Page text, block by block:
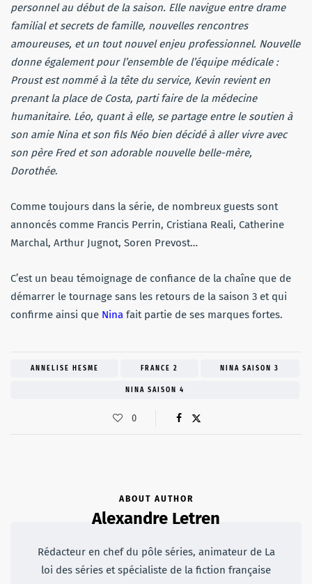
personnel au début de la saison. Elle navigue entre drame
familial et secrets de famille, nouvelles rencontres
amoureuses, et un tout nouvel enjeu professionnel. Nouvelle
donne également pour l’ensemble de l’équipe médicale :
Proust est nommé à la tête du service, Kevin revient en
prenant la place de Costa, parti faire de la médecine
humanitaire. Léo, quant à elle, se partage entre le soutien à
son amie Nina et son fils Néo bien décidé à aller vivre avec
son père Fred et son adorable nouvelle belle-mère,
Dorothée.
Comme toujours dans la série, de nombreux guests sont
annoncés comme Francis Perrin, Cristiana Reali, Catherine
Marchal, Arthur Jugnot, Soren Prevost…
C’est un beau témoignage de confiance de la chaîne que de
démarrer le tournage sans les retours de la saison 3 et qui
confirme ainsi que Nina fait partie de ses marques fortes.
ANNELISE HESME FRANCE 2 NINA SAISON 3
NINA SAISON 4
0
ABOUT AUTHOR
Alexandre Letren
Rédacteur en chef du pôle séries, animateur de La
loi des séries et spécialiste de la fiction française